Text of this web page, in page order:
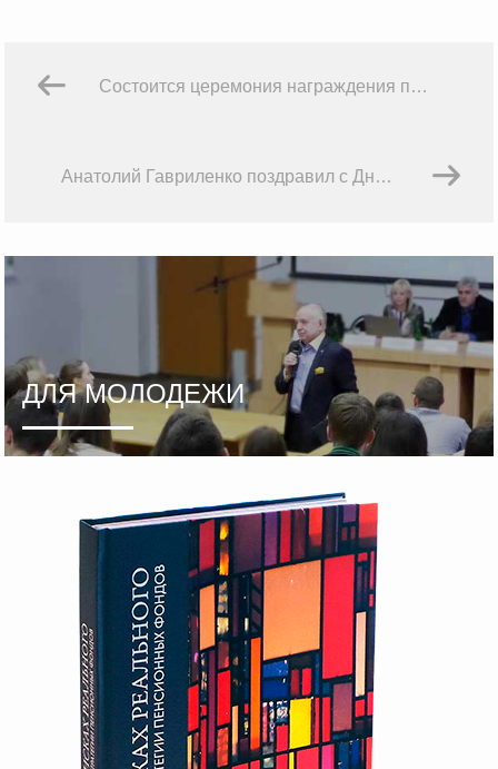
Состоится церемония награждения победителей IV Конкурса на лучшее авторское исследование
Анатолий Гавриленко поздравил с Днем рождения Вице-президента ТПП РФ Страшко В.П.
ДЛЯ МОЛОДЕЖИ